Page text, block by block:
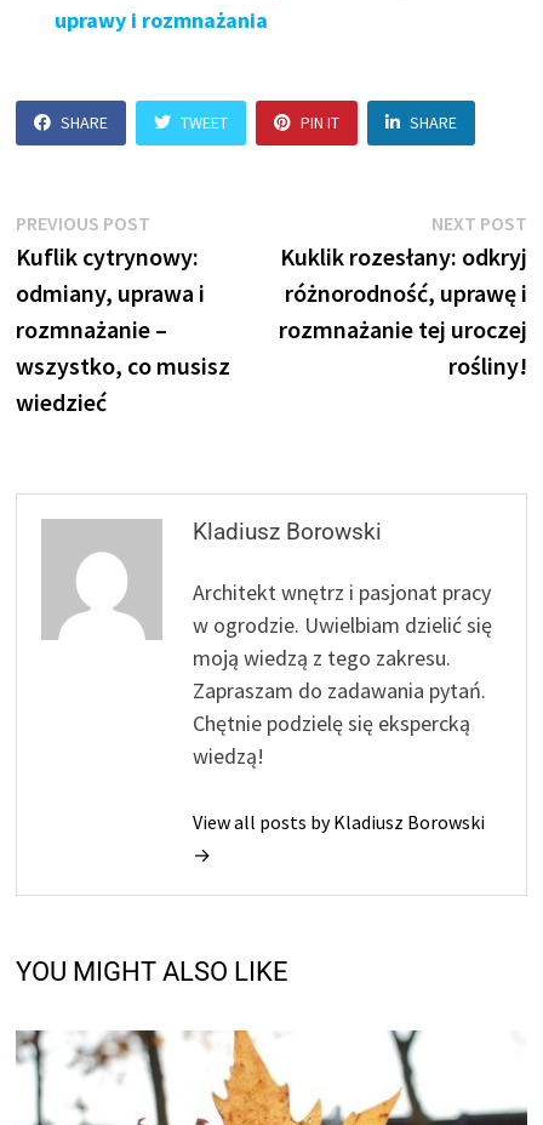
uprawy i rozmnażania
SHARE TWEET PIN IT SHARE
Nawigacja
wpisu
PREVIOUS POST
post:
Kuflik cytrynowy:
odmiany, uprawa i
rozmnażanie –
wszystko, co musisz
wiedzieć
NEXT POST
Kuklik rozesłany: odkryj
różnorodność, uprawę i
rozmnażanie tej uroczej
rośliny!
Kladiusz Borowski
Architekt wnętrz i pasjonat pracy
w ogrodzie. Uwielbiam dzielić się
moją wiedzą z tego zakresu.
Zapraszam do zadawania pytań.
Chętnie podzielę się ekspercką
wiedzą!
View all posts by Kladiusz Borowski
→
YOU MIGHT ALSO LIKE